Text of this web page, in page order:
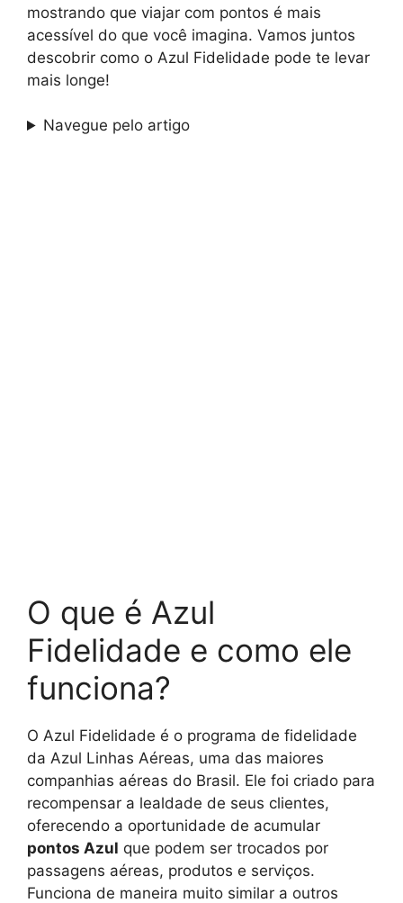
mostrando que viajar com pontos é mais
acessível do que você imagina. Vamos juntos
descobrir como o Azul Fidelidade pode te levar
mais longe!
Navegue pelo artigo
O que é Azul
Fidelidade e como ele
funciona?
O Azul Fidelidade é o programa de fidelidade
da Azul Linhas Aéreas, uma das maiores
companhias aéreas do Brasil. Ele foi criado para
recompensar a lealdade de seus clientes,
oferecendo a oportunidade de acumular
pontos Azul que podem ser trocados por
passagens aéreas, produtos e serviços.
Funciona de maneira muito similar a outros